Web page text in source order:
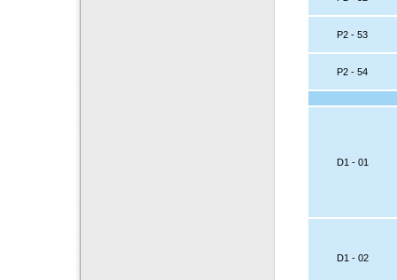
P2 - 53
P2 - 54
D1 - 01
D1 - 02